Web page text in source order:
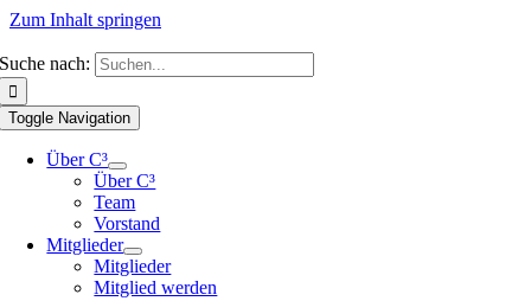
Zum Inhalt springen
Suche nach:
Toggle Navigation
Über C³
Über C³
Team
Vorstand
Mitglieder
Mitglieder
Mitglied werden